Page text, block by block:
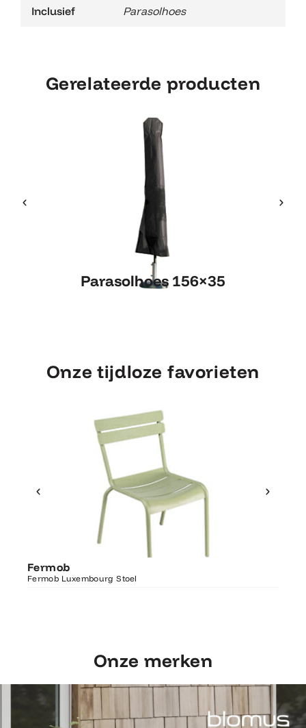
Inclusief Parasolhoes
Gerelateerde producten
Parasolhoes 156×35
Parasolhoes 156×35
Onze tijdloze favorieten
Fermob
Fermob Luxembourg Stoel
Ontdek Fermob
Luxembourg Stoel
Onze merken